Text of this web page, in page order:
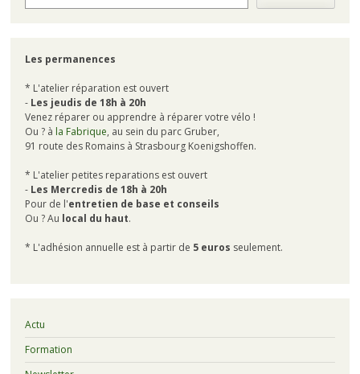
Les permanences
* L'atelier réparation est ouvert
- Les jeudis de 18h à 20h
Venez réparer ou apprendre à réparer votre vélo !
Ou ? à la Fabrique, au sein du parc Gruber,
91 route des Romains à Strasbourg Koenigshoffen.
* L'atelier petites reparations est ouvert
- Les Mercredis de 18h à 20h
Pour de l'entretien de base et conseils
Ou ? Au local du haut.
* L'adhésion annuelle est à partir de 5 euros seulement.
Actu
Formation